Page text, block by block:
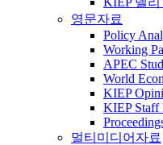
영문자료
Policy
Working
APEC
World
KIEP
KIEP Staff
멀티미디어자료